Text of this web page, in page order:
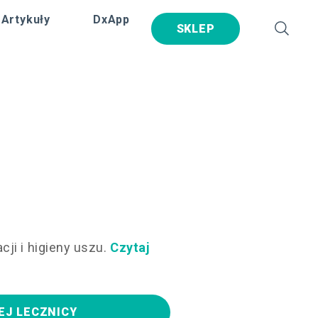
Artykuły DxApp
SKLEP
i higieny uszu. Czytaj
LECZNICY